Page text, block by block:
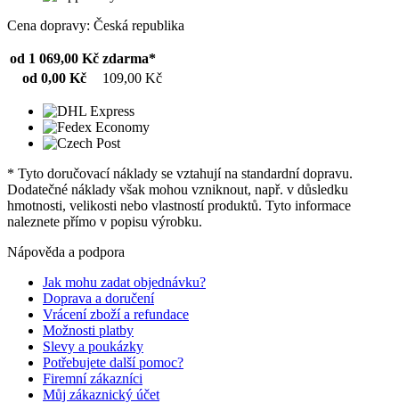
Cena dopravy: Česká republika
od 1 069,00 Kč zdarma*
od 0,00 Kč
109,00 Kč
* Tyto doručovací náklady se vztahují na standardní dopravu.
Dodatečné náklady však mohou vzniknout, např. v důsledku
hmotnosti, velikosti nebo vlastností produktů. Tyto informace
naleznete přímo v popisu výrobku.
Nápověda a podpora
Jak mohu zadat objednávku?
Doprava a doručení
Vrácení zboží a refundace
Možnosti platby
Slevy a poukázky
Potřebujete další pomoc?
Firemní zákazníci
Můj zákaznický účet